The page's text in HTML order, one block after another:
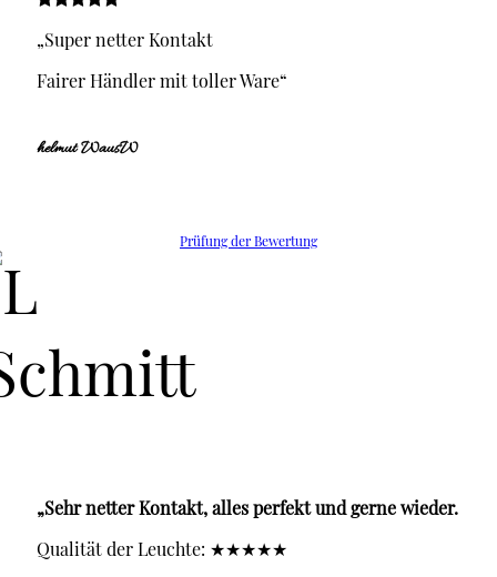
„Super netter Kontakt
Fairer Händler mit toller Ware“
helmut WausW
Prüfung der Bewertung
„Sehr netter Kontakt, alles perfekt und gerne wieder.
Qualität der Leuchte: ★★★★★